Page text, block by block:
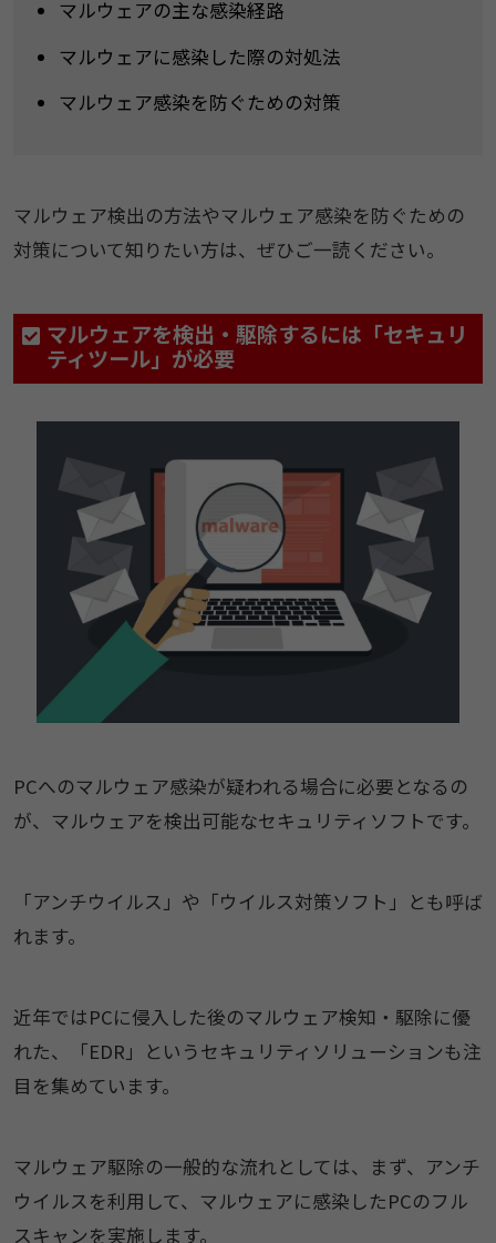
マルウェアの主な感染経路
マルウェアに感染した際の対処法
マルウェア感染を防ぐための対策
マルウェア検出の方法やマルウェア感染を防ぐための
対策について知りたい方は、ぜひご一読ください。
マルウェアを検出・駆除するには「セキュリ
ティツール」が必要
PCへのマルウェア感染が疑われる場合に必要となるの
が、マルウェアを検出可能なセキュリティソフトです。
「アンチウイルス」や「ウイルス対策ソフト」とも呼ば
れます。
近年ではPCに侵入した後のマルウェア検知・駆除に優
れた、「EDR」というセキュリティソリューションも注
目を集めています。
マルウェア駆除の一般的な流れとしては、まず、アンチ
ウイルスを利用して、マルウェアに感染したPCのフル
スキャンを実施します。